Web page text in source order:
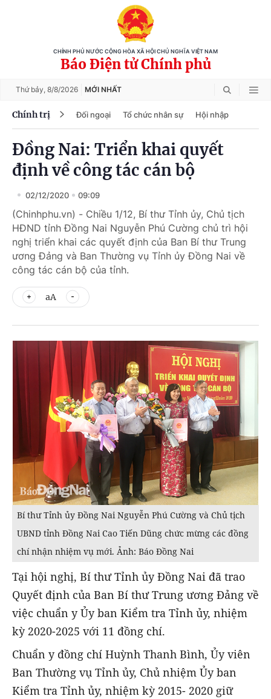
CHÍNH PHỦ NƯỚC CỘNG HÒA XÃ HỘI CHỦ NGHĨA VIỆT NAM
Báo Điện tử Chính phủ
Thứ bảy, 8/8/2026 MỚI NHẤT
Chính trị Đối ngoại Tổ chức nhân sự Hội nhập
Đồng Nai: Triển khai quyết
định về công tác cán bộ
02/12/2020 09:09
(Chinhphu.vn) - Chiều 1/12, Bí thư Tỉnh ủy, Chủ tịch
HĐND tỉnh Đồng Nai Nguyễn Phú Cường chủ trì hội
nghị triển khai các quyết định của Ban Bí thư Trung
ương Đảng và Ban Thường vụ Tỉnh ủy Đồng Nai về
công tác cán bộ của tỉnh.
aA
Bí thư Tỉnh ủy Đồng Nai Nguyễn Phú Cường và Chủ tịch
UBND tỉnh Đồng Nai Cao Tiến Dũng chức mừng các đồng
chí nhận nhiệm vụ mới. Ảnh: Báo Đồng Nai
Tại hội nghị, Bí thư Tỉnh ủy Đồng Nai đã trao
Quyết định của Ban Bí thư Trung ương Đảng về
việc chuẩn y Ủy ban Kiểm tra Tỉnh ủy, nhiệm
kỳ 2020-2025 với 11 đồng chí.
Chuẩn y đồng chí Huỳnh Thanh Bình, Ủy viên
Ban Thường vụ Tỉnh ủy, Chủ nhiệm Ủy ban
Kiểm tra Tỉnh ủy, nhiệm kỳ 2015- 2020 giữ